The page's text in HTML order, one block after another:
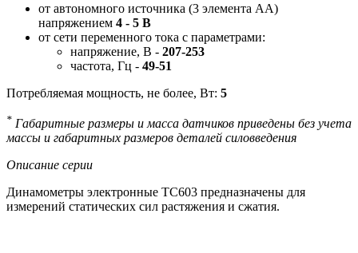
от автономного источника (3 элемента АА)
напряжением 4 - 5 В
от сети переменного тока с параметрами:
напряжение, В - 207-253
частота, Гц - 49-51
Потребляемая мощность, не более, Вт: 5
* Габаритные размеры и масса датчиков приведены без учета
массы и габаритных размеров деталей силовведения
Описание серии
Динамометры электронные ТС603 предназначены для
измерений статических сил растяжения и сжатия.